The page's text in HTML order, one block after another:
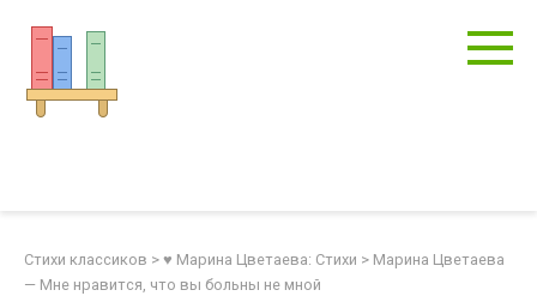
контенту
Стихи классиков > ♥ Марина Цветаева: Стихи > Марина Цветаева
— Мне нравится, что вы больны не мной